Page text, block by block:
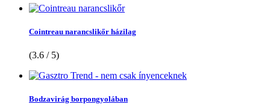
Cointreau narancslikőr házilag
(3.6 / 5)
Bodzavirág borpongyolában